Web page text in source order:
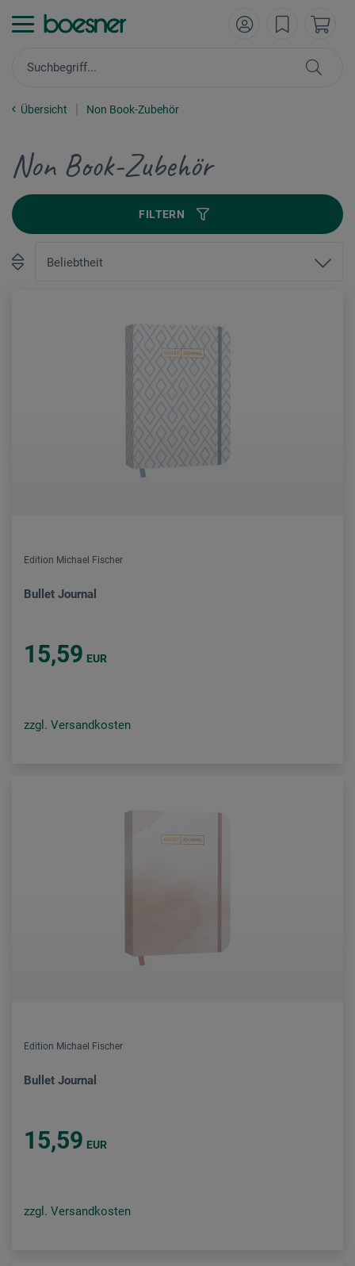
Übersicht Non Book-Zubehör
Non Book-Zubehör
FILTERN
Edition Michael Fischer
Bullet Journal
15,59 EUR
zzgl. Versandkosten
Edition Michael Fischer
Bullet Journal
15,59 EUR
zzgl. Versandkosten